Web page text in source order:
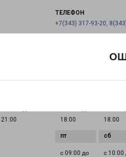
21:00
ТЕЛЕФОН
+7(343) 317-93-20,
ekaburg@pecom.ru
18:00
18:00
с 09:00 до
с 10:00